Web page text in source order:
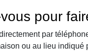
pour
par
ou au lieu